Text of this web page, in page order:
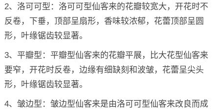
2、洛可可型：洛可可型仙客来的花瓣较宽大，开花时不
反卷，下垂，顶部呈扇形，香味较浓郁，花蕾顶部呈圆
形，叶缘锯齿较显著。
3、平瓣型：平瓣型仙客来的花瓣平展，比大花型仙客来
要窄，开花时反卷，边缘有细缺刻和波皱，花蕾呈尖头
形，叶缘锯齿较显著。
4、皱边型：皱边型仙客来是由洛可可型仙客来改良而成